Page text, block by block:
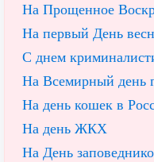
На Прощенное
На первый День
С днем
На Всемирный день
На день кошек в
На день ЖКХ
На День